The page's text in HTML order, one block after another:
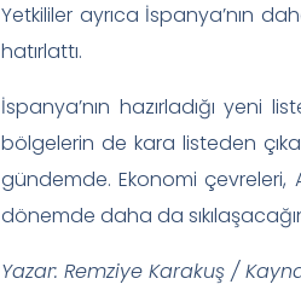
Yetkililer ayrıca İspanya’nın
hatırlattı.
İspanya’nın hazırladığı yeni
bölgelerin de kara listeden
gündemde. Ekonomi çevreleri,
dönemde daha da
Yazar: Remziye Karakuş /